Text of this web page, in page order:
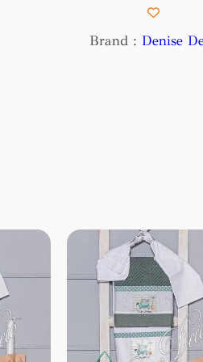
Brand :Denise